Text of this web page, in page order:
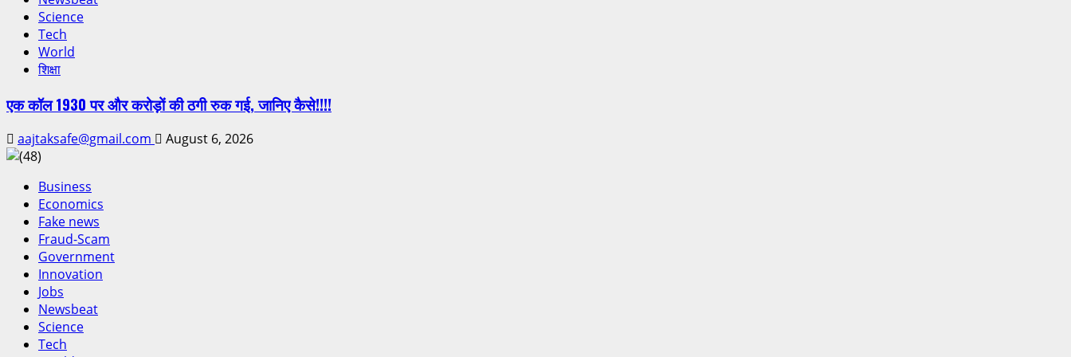
Science
Tech
World
शिक्षा
एक कॉल 1930 पर और करोड़ों की ठगी रुक गई, जानिए कैसे!!!!
aajtaksafe@gmail.com August 6, 2026
Business
Economics
Fake news
Fraud-Scam
Government
Innovation
Jobs
Newsbeat
Science
Tech